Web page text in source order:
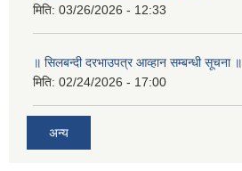
मिति: 03/26/2026 - 12:33
॥ सिलबन्दी दरभाउपत्र आव्हान सम्बन्धी सूचना ॥
मिति: 02/24/2026 - 17:00
अन्य